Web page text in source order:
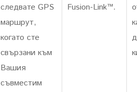
следвате GPS
маршрут,
когато сте
свързани към
Вашия
съвместим
Fusion-Link™.